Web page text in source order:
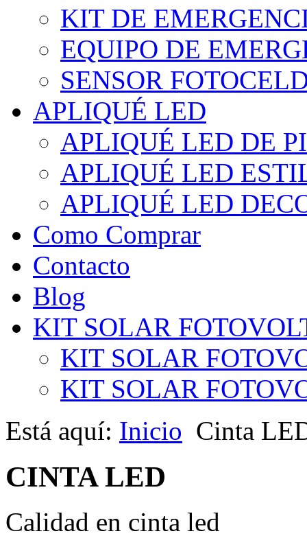
KIT DE
EQUIPO DE
SENSOR
APLIQUÉ LED
APLIQUÉ LED DE
APLIQUÉ LED
APLIQUÉ LED
Como Comprar
Contacto
Blog
KIT SOLAR
KIT SOLAR
KIT SOLAR
Está aquí: Inicio Cinta
CINTA LED
Calidad en cinta led